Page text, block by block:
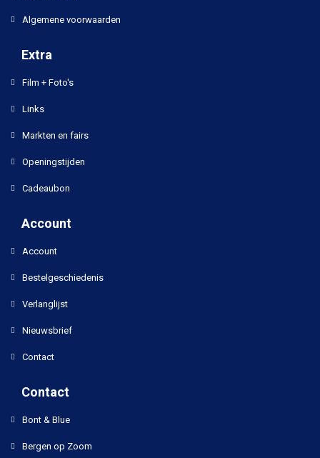
Algemene voorwaarden
Extra
Film + Foto's
Links
Markten en fairs
Openingstijden
Cadeaubon
Account
Account
Bestelgeschiedenis
Verlanglijst
Nieuwsbrief
Contact
Contact
Bont & Blue
Bergen op Zoom